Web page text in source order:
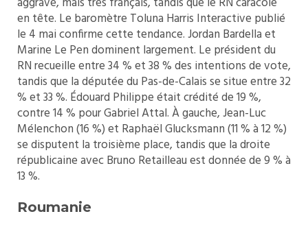
en tête. Le baromètre Toluna Harris Interactive publié
le 4 mai confirme cette tendance. Jordan Bardella et
Marine Le Pen dominent largement. Le président du
RN recueille entre 34 % et 38 % des intentions de vote,
tandis que la députée du Pas-de-Calais se situe entre 32
% et 33 %. Édouard Philippe était crédité de 19 %,
contre 14 % pour Gabriel Attal. À gauche, Jean-Luc
Mélenchon (16 %) et Raphaël Glucksmann (11 % à 12 %)
se disputent la troisième place, tandis que la droite
républicaine avec Bruno Retailleau est donnée de 9 % à
13 %.
Roumanie